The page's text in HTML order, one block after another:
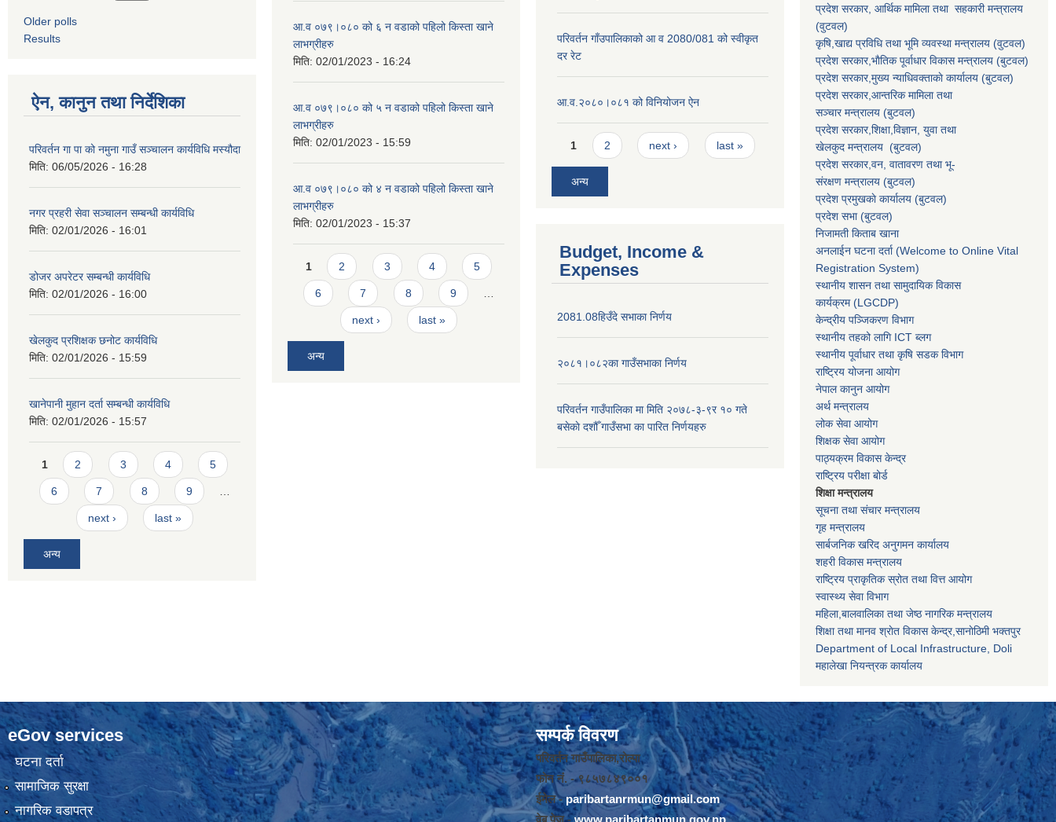
Older polls
Results
ऐन, कानुन तथा निर्देशिका
परिवर्तन गा पा को नमुना गाउँ सञ्चालन कार्यविधि मस्यौदा
मिति: 06/05/2026 - 16:28
नगर प्रहरी सेवा सञ्चालन सम्बन्धी कार्यविधि
मिति: 02/01/2026 - 16:01
डोजर अपरेटर सम्बन्धी कार्यविधि
मिति: 02/01/2026 - 16:00
खेलकुद प्रशिक्षक छनोट कार्यविधि
मिति: 02/01/2026 - 15:59
खानेपानी मुहान दर्ता सम्बन्धी कार्यविधि
मिति: 02/01/2026 - 15:57
Pages
1 2 3 4 5
6 7 8 9
next › last »
अन्य
आ.व ०७९।०८० को ६ न‌‍ वडाको पहिलो किस्ता खाने
लाभग्रीहरु
मिति: 02/01/2023 - 16:24
आ.व ०७९।०८० को ५ न‌‍ वडाको पहिलो किस्ता खाने
लाभग्रीहरु
मिति: 02/01/2023 - 15:59
आ.व ०७९।०८० को ४ न‌‍ वडाको पहिलो किस्ता खाने
लाभग्रीहरु
मिति: 02/01/2023 - 15:37
Pages
1 2 3 4 5
6 7 8 9
next › last »
अन्य
परिवर्तन गाँउपालिकाको आ व 2080/081 को स्वीकृत
दर रेट
आ.व.२०८०।०८१ को विनियोजन ऐन
Pages
1 2 next › last »
अन्य
Budget, Income &
Expenses
2081.08हिउँदे सभाका निर्णय
२०८१।०८२का गाउँसभाका निर्णय
परिवर्तन गाउँपालिका मा मिति २०७८-३-९र १० गते
बसेकाे दशौँ गाउँसभा का पारित निर्णयहरु
प्रदेश सरकार, आर्थिक मामिला तथा सहकारी मन्त्रालय
(वुटवल)
कृषि,खाद्य प्रविधि तथा भूमि व्यवस्था मन्त्रालय (वुटवल)
प्रदेश सरकार,भाैतिक पूर्वाधार विकास मन्त्रालय (बुटवल)
प्रदेश सरकार,मुख्य न्याधिवक्ताकाे कार्यालय (बुटवल)
प्रदेश सरकार,आन्तरिक मामिला तथा
सञ्चार मन्त्रालय (बुटवल)
प्रदेश सरकार,शिक्षा,विज्ञान, युवा तथा
खेलकुद मन्त्रालय (बुटवल)
प्रदेश सरकार,वन, वातावरण तथा भू-
संरक्षण मन्त्रालय (बुटवल)
प्रदेश प्रमुखकाे कार्यालय (बुटवल)
प्रदेश सभा (बुटवल)
निजामती किताब खाना
अनलाईन घटना दर्ता (Welcome to Online Vital
Registration System)
स्थानीय शासन तथा सामुदायिक विकास
कार्यक्रम (LGCDP)
केन्द्रीय पञ्जिकरण विभाग
स्थानीय तहको लागि ICT ब्लग
स्थानीय पूर्वाधार तथा कृषि सडक विभाग
राष्ट्रिय योजना आयोग
नेपाल कानुन आयोग
अर्थ मन्त्रालय
लोक सेवा आयोग
शिक्षक सेवा आयोग
पाठ्यक्रम विकास केन्द्र
राष्ट्रिय परीक्षा बोर्ड
शिक्षा मन्त्रालय
सूचना तथा संचार मन्त्रालय
गृह मन्त्रालय
सार्बजनिक खरिद अनुगमन कार्यालय
शहरी विकास मन्त्रालय
राष्ट्रिय प्राकृतिक स्रोत तथा वित्त आयोग
स्वास्थ्य सेवा विभाग
महिला,बालवालिका तथा जेष्ठ नागरिक मन्त्रालय
शिक्षा तथा मानव श्राेत विकास केन्द्र,सानाेठिमी भक्तपुर
Department of Local Infrastructure, Doli
महालेखा नियन्त्रक कार्यालय
eGov services
घटना दर्ता
सामाजिक सुरक्षा
नागरिक वडापत्र
सम्पर्क विवरण
परिवर्तन गाउँपालिका,रोल्पा
फोन नंं. - ९८५७८४९००१
ईमेल -paribartanrmun@gmail.com